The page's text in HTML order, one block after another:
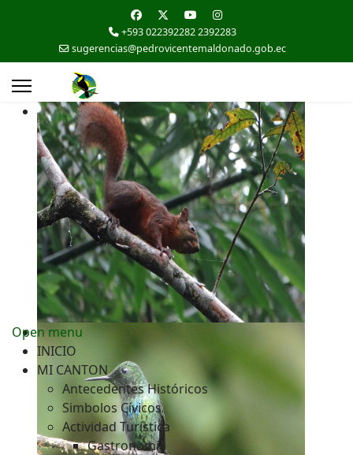
+593 022392282 2392283
sugerencias@pedrovicentemaldonado.gob.ec
Open menu
INICIO
MI CANTON
Antecedentes Históricos
Simbolos Cívicos
Actividad Turística
Gastronomía